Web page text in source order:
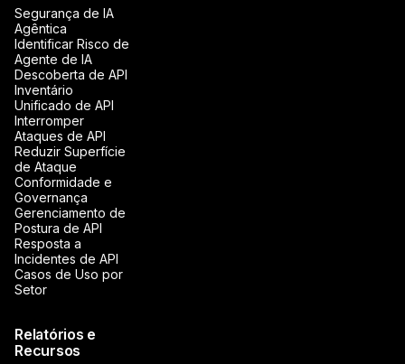
Segurança de IA
Agêntica
Identificar Risco de
Agente de IA
Descoberta de API
Inventário
Unificado de API
Interromper
Ataques de API
Reduzir Superfície
de Ataque
Conformidade e
Governança
Gerenciamento de
Postura de API
Resposta a
Incidentes de API
Casos de Uso por
Setor
Relatórios e
Recursos